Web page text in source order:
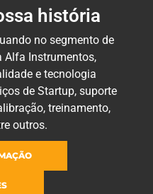
história
no segmento de
Alfa Instrumentos,
e tecnologia
de Startup, suporte
treinamento,
outros.